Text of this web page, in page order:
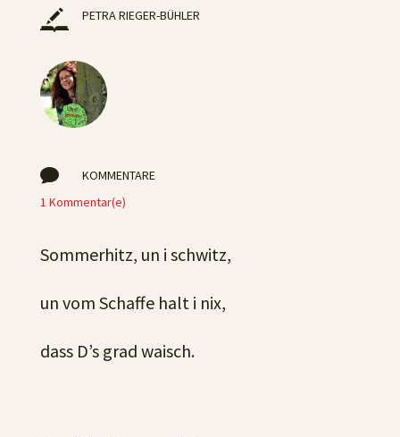
PETRA RIEGER-BÜHLER

KOMMENTARE
1 Kommentar(e)
Sommerhitz, un i schwitz,
un vom Schaffe halt i nix,
dass D’s grad waisch.